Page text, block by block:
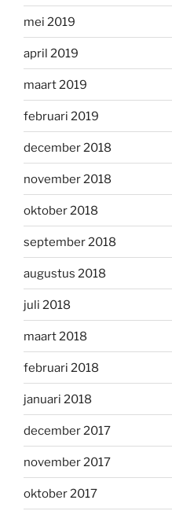
mei 2019
april 2019
maart 2019
februari 2019
december 2018
november 2018
oktober 2018
september 2018
augustus 2018
juli 2018
maart 2018
februari 2018
januari 2018
december 2017
november 2017
oktober 2017